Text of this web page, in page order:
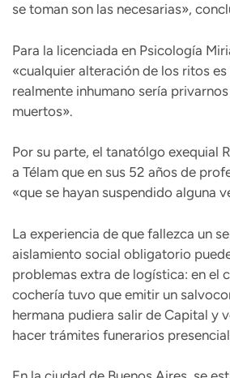
se toman son las necesarias»,
Para la licenciada en Psicología
«cualquier alteración de los ritos
realmente inhumano sería
muertos».
Por su parte, el tanatólgo exequial
a Télam que en sus 52 años de
«que se hayan suspendido alguna
La experiencia de que fallezca un
aislamiento social obligatorio
problemas extra de logística: en el
cochería tuvo que emitir un
hermana pudiera salir de Capital y
hacer trámites funerarios